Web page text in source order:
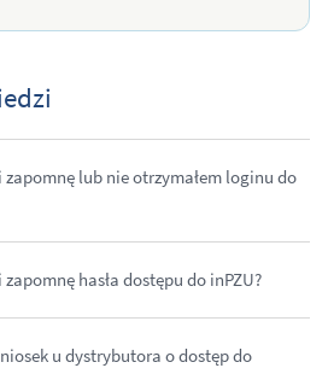
zapomnę lub nie otrzymałem loginu do
hasła dostępu do inPZU?
u dystrybutora o dostęp do